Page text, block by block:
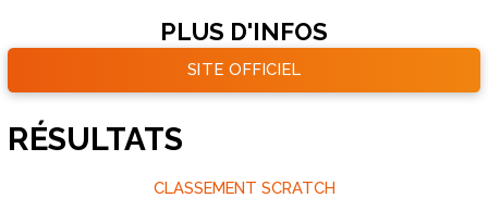
PLUS D'INFOS
SITE OFFICIEL
RÉSULTATS
CLASSEMENT SCRATCH